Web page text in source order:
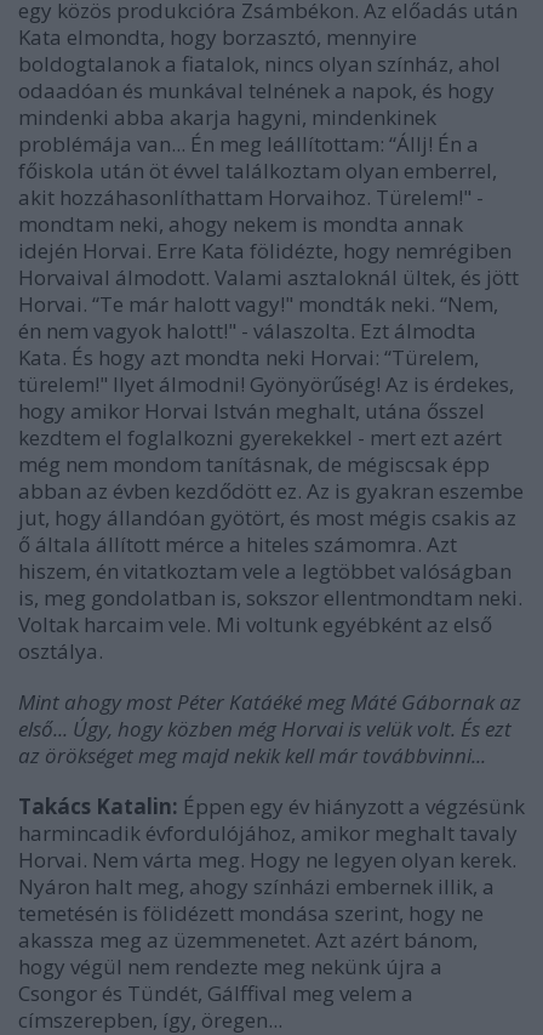
egy közös produkcióra Zsámbékon. Az előadás után
Kata elmondta, hogy borzasztó, mennyire
boldogtalanok a fiatalok, nincs olyan színház, ahol
odaadóan és munkával telnének a napok, és hogy
mindenki abba akarja hagyni, mindenkinek
problémája van... Én meg leállítottam: “Állj! Én a
főiskola után öt évvel találkoztam olyan emberrel,
akit hozzáhasonlíthattam Horvaihoz. Türelem!" -
mondtam neki, ahogy nekem is mondta annak
idején Horvai. Erre Kata fölidézte, hogy nemrégiben
Horvaival álmodott. Valami asztaloknál ültek, és jött
Horvai. “Te már halott vagy!" mondták neki. “Nem,
én nem vagyok halott!" - válaszolta. Ezt álmodta
Kata. És hogy azt mondta neki Horvai: “Türelem,
türelem!" Ilyet álmodni! Gyönyörűség! Az is érdekes,
hogy amikor Horvai István meghalt, utána ősszel
kezdtem el foglalkozni gyerekekkel - mert ezt azért
még nem mondom tanításnak, de mégiscsak épp
abban az évben kezdődött ez. Az is gyakran eszembe
jut, hogy állandóan gyötört, és most mégis csakis az
ő általa állított mérce a hiteles számomra. Azt
hiszem, én vitatkoztam vele a legtöbbet valóságban
is, meg gondolatban is, sokszor ellentmondtam neki.
Voltak harcaim vele. Mi voltunk egyébként az első
osztálya.
Mint ahogy most Péter Katáéké meg Máté Gábornak az
első... Úgy, hogy közben még Horvai is velük volt. És ezt
az örökséget meg majd nekik kell már továbbvinni...
Takács Katalin: Éppen egy év hiányzott a végzésünk
harmincadik évfordulójához, amikor meghalt tavaly
Horvai. Nem várta meg. Hogy ne legyen olyan kerek.
Nyáron halt meg, ahogy színházi embernek illik, a
temetésén is fölidézett mondása szerint, hogy ne
akassza meg az üzemmenetet. Azt azért bánom,
hogy végül nem rendezte meg nekünk újra a
Csongor és Tündét, Gálffival meg velem a
címszerepben, így, öregen...